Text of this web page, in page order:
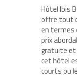
Hôtel Ibis
offre tout
en termes
prix
gratuite et
cet hôtel
courts ou